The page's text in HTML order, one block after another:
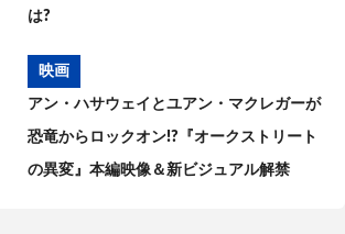
は?
映画
アン・ハサウェイとユアン・マクレガーが
恐竜からロックオン!?『オークストリート
の異変』本編映像＆新ビジュアル解禁